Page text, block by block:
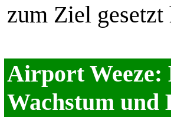
zum Ziel
Airport Weeze:
Wachstum und